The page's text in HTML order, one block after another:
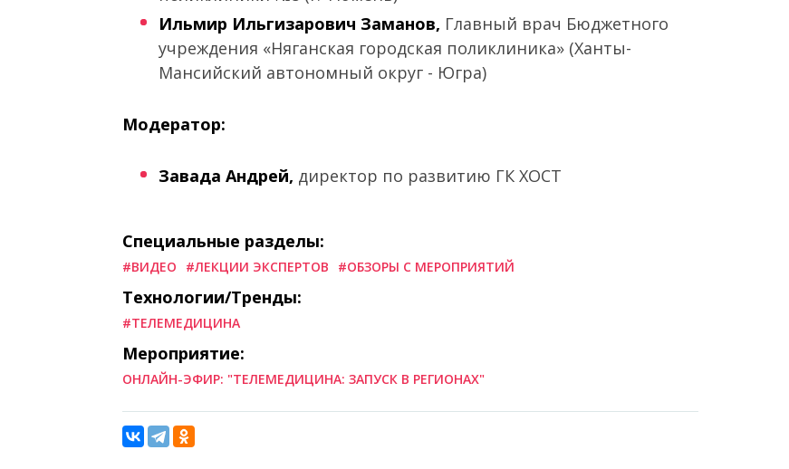
Ильмир Ильгизарович Заманов, Главный врач Бюджетного
учреждения «Няганская городская поликлиника» (Ханты-
Мансийский автономный округ - Югра)
Модератор:
Завада Андрей, директор по развитию ГК ХОСТ
Специальные разделы:
#ВИДЕО #ЛЕКЦИИ ЭКСПЕРТОВ #ОБЗОРЫ С МЕРОПРИЯТИЙ
Технологии/Тренды:
#ТЕЛЕМЕДИЦИНА
Мероприятие:
ОНЛАЙН-ЭФИР: "ТЕЛЕМЕДИЦИНА: ЗАПУСК В РЕГИОНАХ"